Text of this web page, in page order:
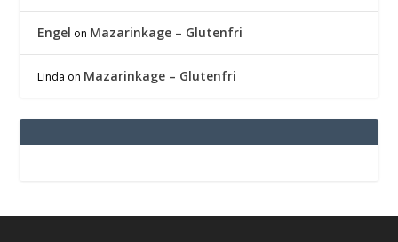
Engel on Mazarinkage – Glutenfri
Linda on Mazarinkage – Glutenfri